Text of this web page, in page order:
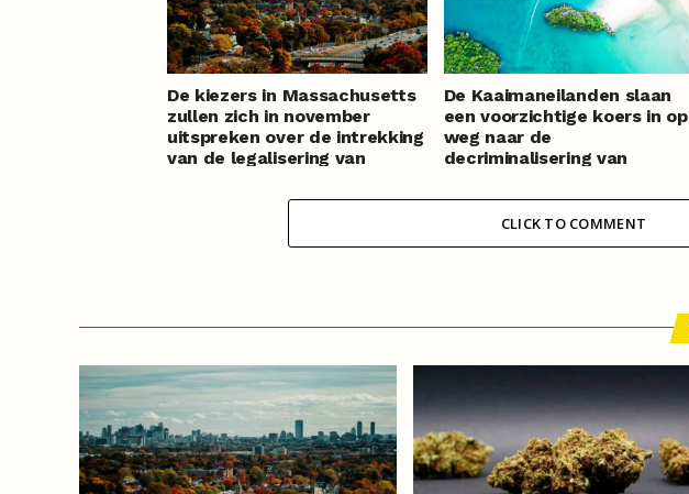
De kiezers in Massachusetts
zullen zich in november
uitspreken over de intrekking
van de legalisering van
De Kaaimaneilanden slaan
een voorzichtige koers in op
weg naar de
decriminalisering van
CLICK TO COMMENT